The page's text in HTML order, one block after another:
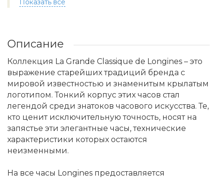
Показать всё
Описание
Коллекция La Grande Classique de Longines – это
выражение старейших традиций бренда с
мировой известностью и знаменитым крылатым
логотипом. Тонкий корпус этих часов стал
легендой среди знатоков часового искусства. Те,
кто ценит исключительную точность, носят на
запястье эти элегантные часы, технические
характеристики которых остаются
неизменными.
На все часы Longines предоставляется